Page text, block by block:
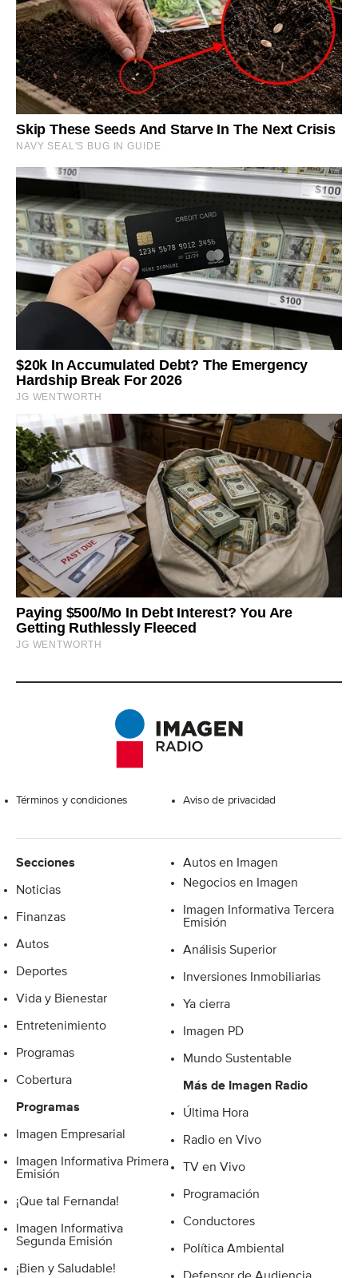
Términos y condiciones Aviso de privacidad
Secciones
Noticias
Finanzas
Autos
Deportes
Vida y Bienestar
Entretenimiento
Programas
Cobertura
Programas
Imagen Empresarial
Imagen Informativa Primera
Emisión
¡Que tal Fernanda!
Imagen Informativa
Segunda Emisión
¡Bien y Saludable!
Autos en Imagen
Negocios en Imagen
Imagen Informativa Tercera
Emisión
Análisis Superior
Inversiones Inmobiliarias
Ya cierra
Imagen PD
Mundo Sustentable
Más de Imagen Radio
Última Hora
Radio en Vivo
TV en Vivo
Programación
Conductores
Política Ambiental